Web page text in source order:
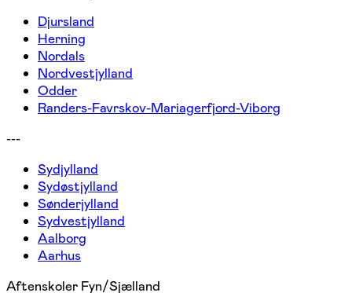
Djursland
Herning
Nordals
Nordvestjylland
Odder
Randers-Favrskov-Mariagerfjord-Viborg
---
Sydjylland
Sydøstjylland
Sønderjylland
Sydvestjylland
Aalborg
Aarhus
Aftenskoler Fyn/Sjælland